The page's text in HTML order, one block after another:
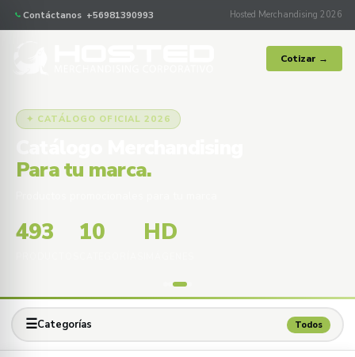
Contáctanos +56981390993 Hosted Merchandising 2026
Cotizar →
✦ CATÁLOGO OFICIAL 2026
Para tu marca.
493 10 HD
☰Categorías Todos